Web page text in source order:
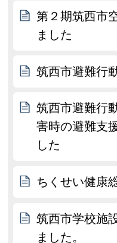
第２期筑西市
ました
筑西市避難行
筑西市避難行
害時の避難支
した
ちくせい健康
筑西市学校施
ました。